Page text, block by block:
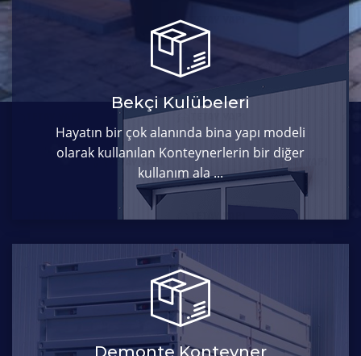
Bekçi Kulübeleri
Hayatın bir çok alanında bina yapı modeli
olarak kullanılan Konteynerlerin bir diğer
kullanım ala ...